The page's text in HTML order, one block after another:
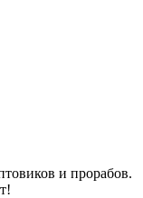
и прорабов.